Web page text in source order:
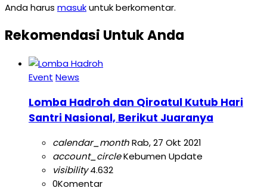
Anda harus masukuntuk berkomentar.
Rekomendasi Untuk Anda
Event News
Lomba Hadroh dan Qiroatul Kutub Hari
Santri Nasional, Berikut Juaranya
calendar_monthRab, 27 Okt 2021
account_circleKebumen Update
visibility4.632
0Komentar